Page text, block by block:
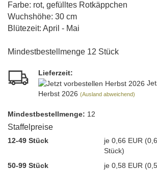
Farbe: rot, gefülltes Rotkäppchen
Wuchshöhe: 30 cm
Blütezeit: April - Mai
Mindestbestellmenge 12 Stück
Lieferzeit:
Herbst 2026 (Ausland abweichend)
Mindest­bestellmenge: 12
Staffelpreise
12-49 Stück
je 0,66 EUR
Stück)
50-99 Stück
je 0,58 EUR